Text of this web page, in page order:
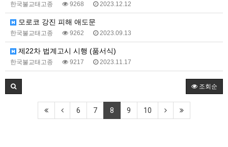
한국불교태고종 9268 2023.12.12
모로코 강진 피해 애도문
한국불교태고종 9262 2023.09.13
제22차 법계고시 시행 (품서식)
한국불교태고종 9217 2023.11.17
조회순
6 7 8 9 10